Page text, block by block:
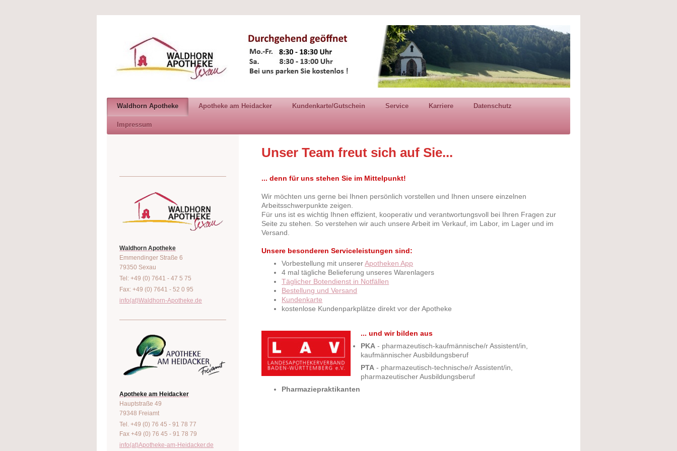
Waldhorn Apotheke Apotheke am Heidacker Kundenkarte/Gutschein Service Karriere Datenschutz
Impressum
Unser Team freut sich auf Sie...
... denn für uns stehen Sie im Mittelpunkt!
Wir möchten uns gerne bei Ihnen persönlich vorstellen und Ihnen unsere einzelnen
Arbeitsschwerpunkte zeigen.
Für uns ist es wichtig Ihnen effizient, kooperativ und verantwortungsvoll bei Ihren Fragen zur
Seite zu stehen. So verstehen wir auch unsere Arbeit im Verkauf, im Labor, im Lager und im
Versand.
Unsere besonderen Serviceleistungen sind:
Vorbestellung mit unsererApotheken App
4 mal tägliche Belieferung unseres Warenlagers
Täglicher Botendienst in Notfällen
Bestellung und Versand
Kundenkarte
kostenlose Kundenparkplätze direkt vor der Apotheke
... und wir bilden aus
PKA - pharmazeutisch-kaufmännische/r Assistent/in,
kaufmännischer Ausbildungsberuf
PTA - pharmazeutisch-technische/r Assistent/in,
pharmazeutischer Ausbildungsberuf
Pharmaziepraktikanten
Waldhorn Apotheke
Emmendinger Straße 6
79350 Sexau
Tel: +49 (0) 7641 - 47 5 75
Fax: +49 (0) 7641 - 52 0 95
info(at)Waldhorn-Apotheke.de
Apotheke am Heidacker
Hauptstraße 49
79348 Freiamt
Tel. +49 (0) 76 45 - 91 78 77
Fax +49 (0) 76 45 - 91 78 79
info(at)Apotheke-am-Heidacker.de